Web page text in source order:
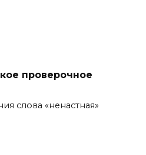
проверочное
слова «ненастная»